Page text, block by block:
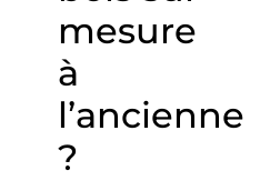
mesure
à
l’ancienne
?